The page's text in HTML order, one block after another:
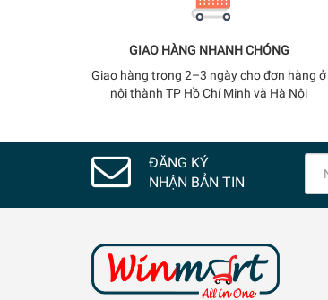
GIAO HÀNG NHANH CHÓNG
Giao hàng trong 2–3 ngày cho đơn hàng ở
nội thành TP Hồ Chí Minh và Hà Nội
ĐĂNG KÝ
NHẬN BẢN TIN